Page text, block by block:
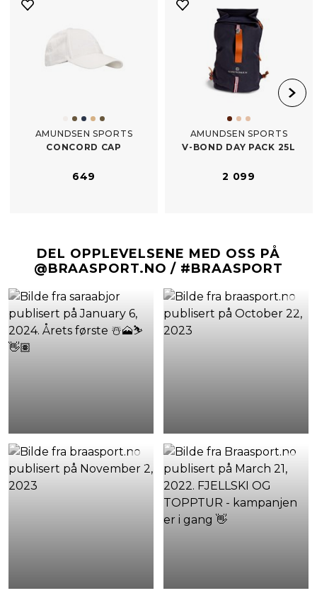
AMUNDSEN SPORTS
CONCORD CAP
649
AMUNDSEN SPORTS
V-​BOND DAY PACK 25L
2 099
DEL OPPLEVELSENE MED OSS PÅ
@BRAASPORT.NO / #BRAASPORT